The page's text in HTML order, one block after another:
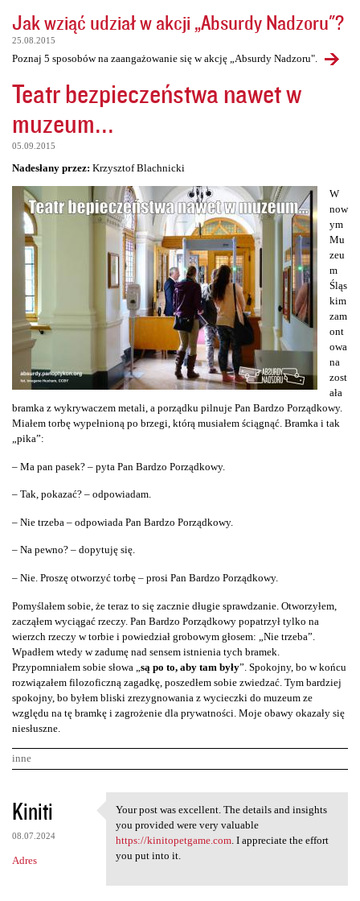
Jak wziąć udział w akcji „Absurdy Nadzoru"?
25.08.2015
Poznaj 5 sposobów na zaangażowanie się w akcję „Absurdy Nadzoru".
Teatr bezpieczeństwa nawet w
muzeum...
05.09.2015
Nadesłany przez: Krzysztof Blachnicki
W
now
ym
Mu
zeu
m
Śląs
kim
zam
ont
owa
na
zost
ała
bramka z wykrywaczem metali, a porządku pilnuje Pan Bardzo Porządkowy.
Miałem torbę wypełnioną po brzegi, którą musiałem ściągnąć. Bramka i tak
„pika”:
– Ma pan pasek? – pyta Pan Bardzo Porządkowy.
– Tak, pokazać? – odpowiadam.
– Nie trzeba – odpowiada Pan Bardzo Porządkowy.
– Na pewno? – dopytuję się.
– Nie. Proszę otworzyć torbę – prosi Pan Bardzo Porządkowy.
Pomyślałem sobie, że teraz to się zacznie długie sprawdzanie. Otworzyłem,
zacząłem wyciągać rzeczy. Pan Bardzo Porządkowy popatrzył tylko na
wierzch rzeczy w torbie i powiedział grobowym głosem: „Nie trzeba”.
Wpadłem wtedy w zadumę nad sensem istnienia tych bramek.
Przypomniałem sobie słowa „ są po to, aby tam były”. Spokojny, bo w końcu
rozwiązałem filozoficzną zagadkę, poszedłem sobie zwiedzać. Tym bardziej
spokojny, bo byłem bliski zrezygnowania z wycieczki do muzeum ze
względu na tę bramkę i zagrożenie dla prywatności. Moje obawy okazały się
niesłuszne.
inne
K
o
m
e
Kiniti
08.07.2024
Adres
Your post was excellent. The
Your post was excellent. The details and insights
you provided were very valuable
https://kinitopetgame.com. I appreciate the effort
you put into it.